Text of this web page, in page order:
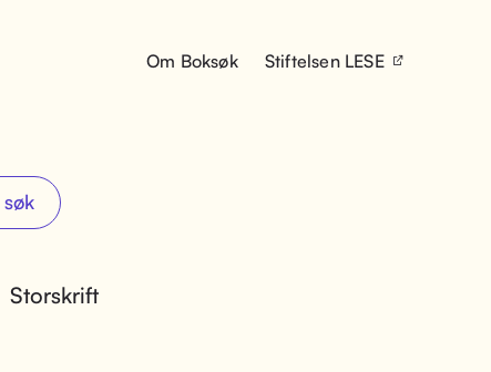
Om Boksøk Stiftelsen LESE
Storskrift